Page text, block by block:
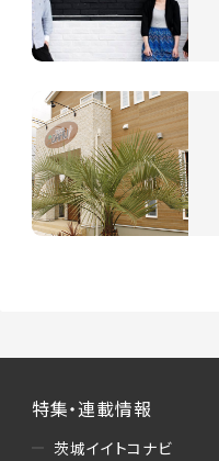
特集・連載情報
茨城イイトコナビ